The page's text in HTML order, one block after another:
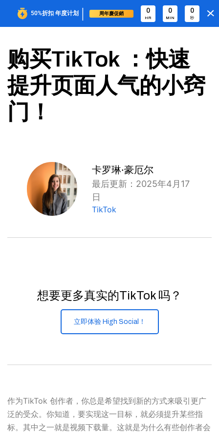
50%折扣 年度计划 | 周年慶促銷 0
HR
0
MIN
0
秒
购买TikTok ：快速
提升页面人气的小窍
门！
卡罗琳·豪厄尔
最后更新：2025年4月17
日
TikTok
想要更多真实的TikTok 吗？
立即体验 High Social！
作为TikTok 创作者，你总是希望找到新的方式来吸引更广
泛的受众。你知道，要实现这一目标，就必须提升某些指
标。其中之一就是视频下载量。这就是为什么有些创作者会